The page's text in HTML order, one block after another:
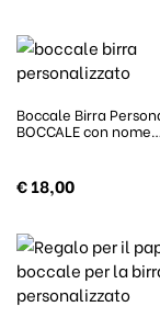
Boccale Birra
BOCCALE con nome…
€18,00